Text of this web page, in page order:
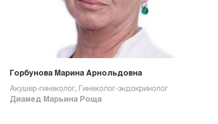
Горбунова Марина Арнольдовна
Акушер-гинеколог, Гинеколог-эндокринолог
Диамед Марьина Роща